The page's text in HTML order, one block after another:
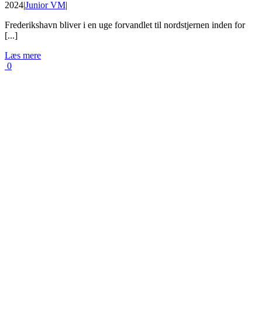
2024|Junior VM|
Frederikshavn bliver i en uge forvandlet til nordstjernen inden for
[...]
Læs mere
0